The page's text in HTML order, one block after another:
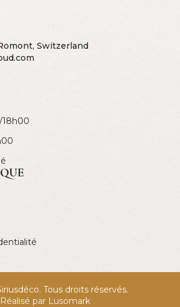
Switzerland
18h00
Tous droits réservés.
Réalisé par Lusomark